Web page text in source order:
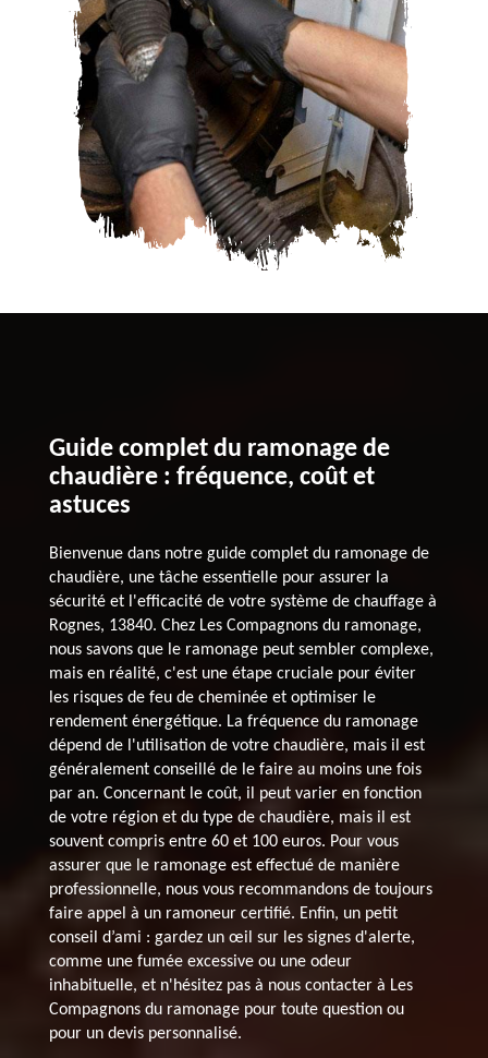
Guide complet du ramonage de
chaudière : fréquence, coût et
astuces
Bienvenue dans notre guide complet du ramonage de
chaudière, une tâche essentielle pour assurer la
sécurité et l'efficacité de votre système de chauffage à
Rognes, 13840. Chez Les Compagnons du ramonage,
nous savons que le ramonage peut sembler complexe,
mais en réalité, c'est une étape cruciale pour éviter
les risques de feu de cheminée et optimiser le
rendement énergétique. La fréquence du ramonage
dépend de l'utilisation de votre chaudière, mais il est
généralement conseillé de le faire au moins une fois
par an. Concernant le coût, il peut varier en fonction
de votre région et du type de chaudière, mais il est
souvent compris entre 60 et 100 euros. Pour vous
assurer que le ramonage est effectué de manière
professionnelle, nous vous recommandons de toujours
faire appel à un ramoneur certifié. Enfin, un petit
conseil d’ami : gardez un œil sur les signes d'alerte,
comme une fumée excessive ou une odeur
inhabituelle, et n'hésitez pas à nous contacter à Les
Compagnons du ramonage pour toute question ou
pour un devis personnalisé.